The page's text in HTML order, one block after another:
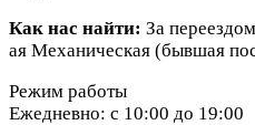
Как нас найти: За
ая Механическая (бывшая
Режим работы
Ежедневно: с 10:00 до 19:00